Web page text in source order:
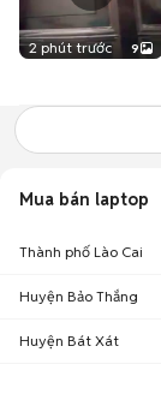
2 phút trước 9
Mua bán laptop
Thành phố Lào Cai
Huyện Bảo Thắng
Huyện Bát Xát